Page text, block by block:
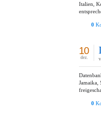
Italien,
0
10
dez.
Jamaika,
0